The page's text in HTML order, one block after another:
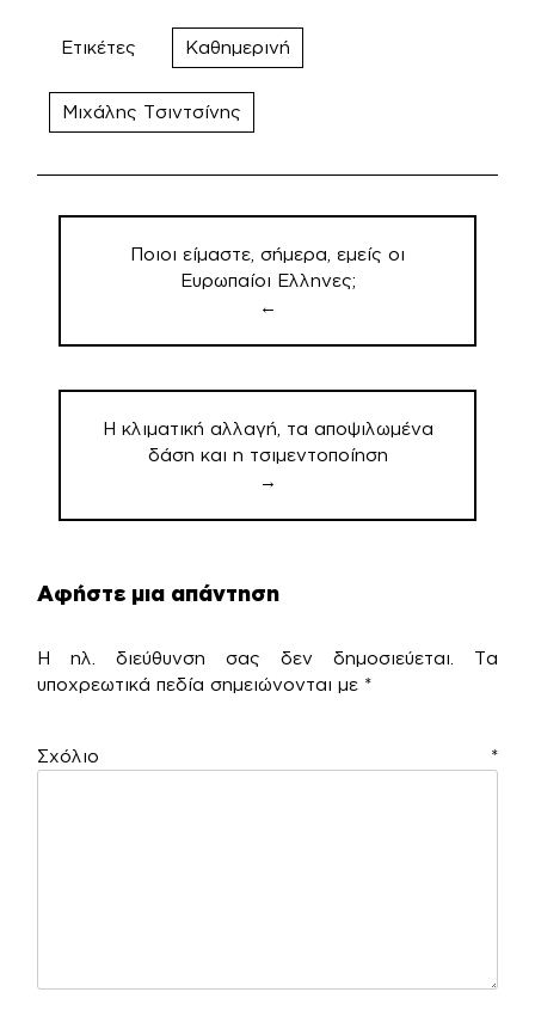
Ετικέτες Καθημερινή
Μιχάλης Τσιντσίνης
Πλοήγηση
άρθρωνΠοιοι είμαστε, σήμερα, εμείς οι
Ευρωπαίοι Ελληνες;
←
Η κλιματική αλλαγή, τα αποψιλωμένα
δάση και η τσιμεντοποίηση
→
Αφήστε μια απάντηση
Η ηλ. διεύθυνση σας δεν δημοσιεύεται.
Τα
υποχρεωτικά πεδία σημειώνονται με *
Σχόλιο *